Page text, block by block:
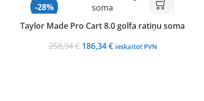
-28%
Taylor Made Pro Cart 8.0 golfa ratiņu soma
258,94€ Original
186,34€Current
ieskaitot PVN